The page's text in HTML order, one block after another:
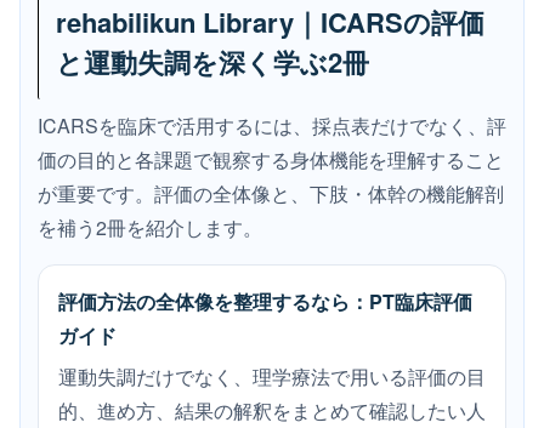
rehabilikun Library｜ICARSの評価
と運動失調を深く学ぶ2冊
ICARSを臨床で活用するには、採点表だけでなく、評
価の目的と各課題で観察する身体機能を理解すること
が重要です。評価の全体像と、下肢・体幹の機能解剖
を補う2冊を紹介します。
評価方法の全体像を整理するなら：PT臨床評価
ガイド
運動失調だけでなく、理学療法で用いる評価の目
的、進め方、結果の解釈をまとめて確認したい人